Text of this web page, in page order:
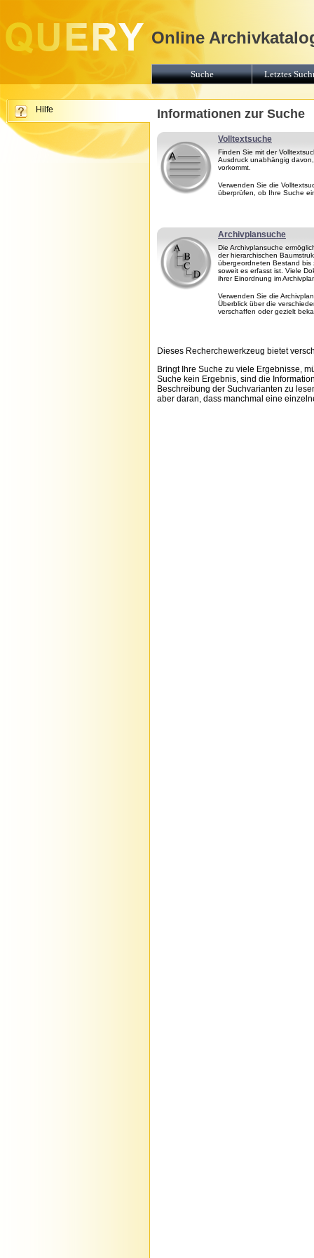
Informationen zur Suche
Volltextsuche
Finden Sie mit der
Ausdruck unabhängig
vorkommt.
Verwenden Sie die
überprüfen, ob Ihre Suche
Archivplansuche
Die Archivplansuche
der hierarchischen
übergeordneten Bestand bis
soweit es erfasst ist. Viele
ihrer Einordnung im
Verwenden Sie die
Überblick über die
verschaffen oder gezielt
Dieses Recherchewerkzeug bietet
Bringt Ihre Suche zu viele Ergebnisse,
Suche kein Ergebnis, sind die
Beschreibung der Suchvarianten zu
aber daran, dass manchmal eine
Online
Suche Letztes
Hilfe